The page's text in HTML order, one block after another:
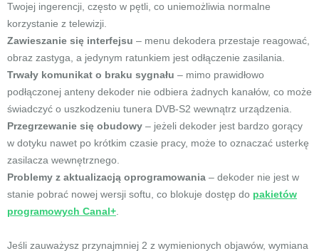
Twojej ingerencji, często w pętli, co uniemożliwia normalne
korzystanie z telewizji.
Zawieszanie się interfejsu – menu dekodera przestaje reagować,
obraz zastyga, a jedynym ratunkiem jest odłączenie zasilania.
Trwały komunikat o braku sygnału – mimo prawidłowo
podłączonej anteny dekoder nie odbiera żadnych kanałów, co może
świadczyć o uszkodzeniu tunera DVB-S2 wewnątrz urządzenia.
Przegrzewanie się obudowy – jeżeli dekoder jest bardzo gorący
w dotyku nawet po krótkim czasie pracy, może to oznaczać usterkę
zasilacza wewnętrznego.
Problemy z aktualizacją oprogramowania – dekoder nie jest w
stanie pobrać nowej wersji softu, co blokuje dostęp do pakietów
programowych Canal+
Jeśli zauważysz przynajmniej 2 z wymienionych objawów, wymiana